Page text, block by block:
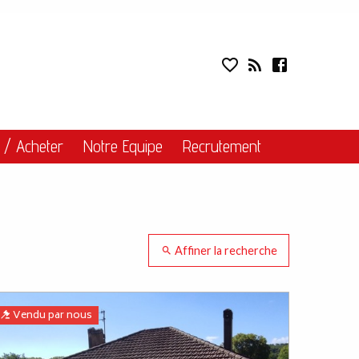
/ Acheter Notre Equipe Recrutement
Affiner la recherche
Vendu par nous